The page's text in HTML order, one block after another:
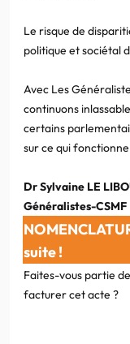
Le risque de
politique et sociétal
Avec Les
continuons
certains
sur ce qui
Dr Sylvaine LE
Généralistes-CSMF
suite !
Faites-vous partie
facturer cet acte ?